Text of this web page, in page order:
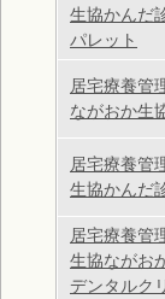
生協かんだ
パレット
居宅療養管
ながおか生
居宅療養管
生協かんだ
居宅療養管
生協ながお
デンタルク